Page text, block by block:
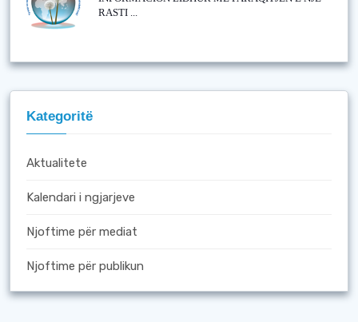
RASTI ...
Kategoritë
Aktualitete
Kalendari i ngjarjeve
Njoftime për mediat
Njoftime për publikun